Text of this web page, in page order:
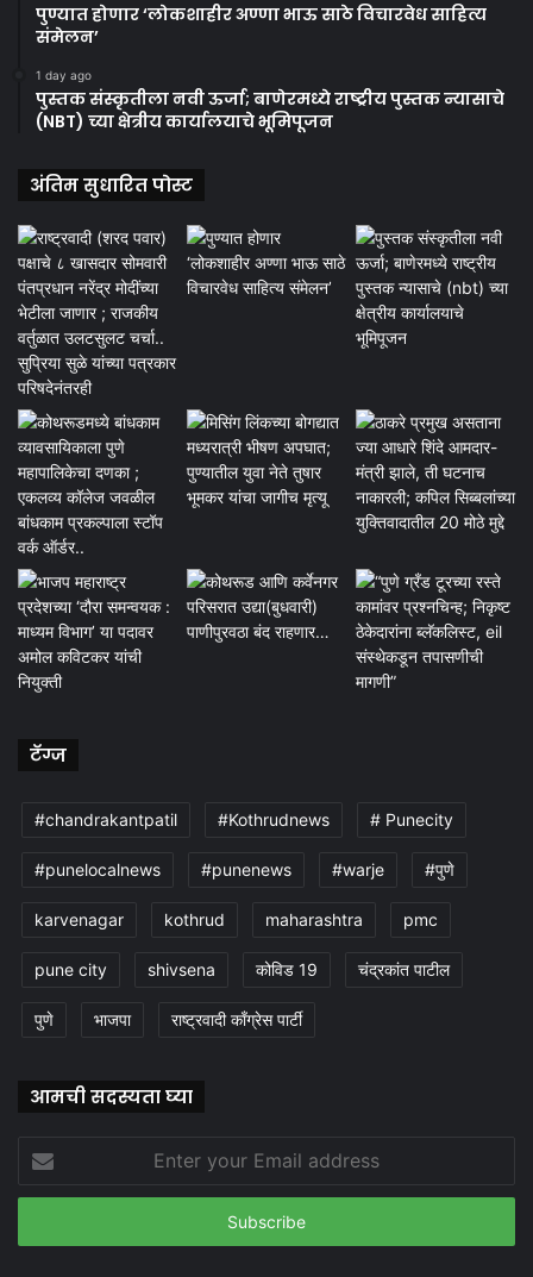
पुण्यात होणार ‘लोकशाहीर अण्णा भाऊ साठे विचारवेध साहित्य
संमेलन’
1 day ago
पुस्तक संस्कृतीला नवी ऊर्जा; बाणेरमध्ये राष्ट्रीय पुस्तक न्यासाचे
(NBT) च्या क्षेत्रीय कार्यालयाचे भूमिपूजन
अंतिम सुधारित पोस्ट
टॅग्ज
#chandrakantpatil #Kothrudnews # Punecity
#punelocalnews #punenews #warje #पुणे
karvenagar kothrud maharashtra pmc
pune city shivsena कोविड 19 चंद्रकांत पाटील
पुणे भाजपा राष्ट्रवादी काँग्रेस पार्टी
आमची सदस्यता घ्या
your
Email